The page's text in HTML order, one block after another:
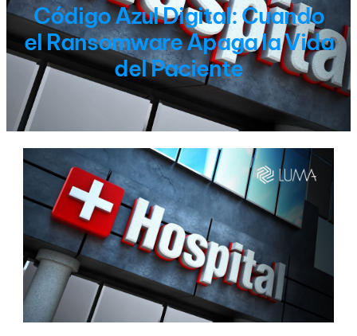
Código Azul Digital: Cuando
el Ransomware Apaga la Vida
del Paciente